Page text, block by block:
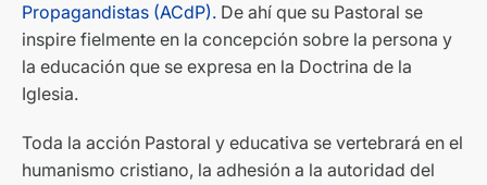
Propagandistas (ACdP). De ahí que su Pastoral se
inspire fielmente en la concepción sobre la persona y
la educación que se expresa en la Doctrina de la
Iglesia.
Toda la acción Pastoral y educativa se vertebrará en el
humanismo cristiano, la adhesión a la autoridad del